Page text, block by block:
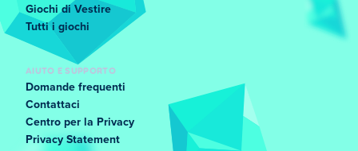
Giochi di Vestire
Tutti i giochi
AIUTO E SUPPORTO
Domande frequenti
Contattaci
Centro per la Privacy
Privacy Statement